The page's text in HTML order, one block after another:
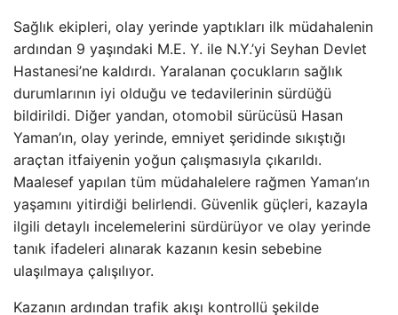
Sağlık ekipleri, olay yerinde yaptıkları ilk müdahalenin
ardından 9 yaşındaki M.E. Y. ile N.Y.’yi Seyhan Devlet
Hastanesi’ne kaldırdı. Yaralanan çocukların sağlık
durumlarının iyi olduğu ve tedavilerinin sürdüğü
bildirildi. Diğer yandan, otomobil sürücüsü Hasan
Yaman’ın, olay yerinde, emniyet şeridinde sıkıştığı
araçtan itfaiyenin yoğun çalışmasıyla çıkarıldı.
Maalesef yapılan tüm müdahalelere rağmen Yaman’ın
yaşamını yitirdiği belirlendi. Güvenlik güçleri, kazayla
ilgili detaylı incelemelerini sürdürüyor ve olay yerinde
tanık ifadeleri alınarak kazanın kesin sebebine
ulaşılmaya çalışılıyor.
Kazanın ardından trafik akışı kontrollü şekilde